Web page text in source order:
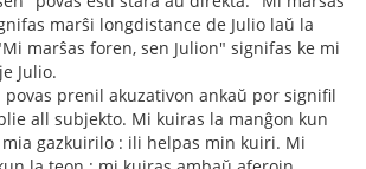
marŝi longdistance de Julio laŭ la
marŝas foren, sen Julion" signifas ke mi
Julio.
prenil akuzativon ankaŭ por signifil
all subjekto. Mi kuiras la manĝon kun
gazkuirilo : ili helpas min kuiri. Mi